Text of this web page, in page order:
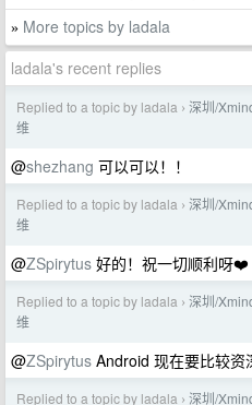
» More topics by ladala
ladala's recent replies
Replied to a topic by ladala › 深圳/
维
@shezhang 可以可以！！
Replied to a topic by ladala › 深圳/
维
@ZSpirytus 好的！祝一切顺利呀❤️
Replied to a topic by ladala › 深圳/
维
@ZSpirytus Android 现在要比较资
Replied to a topic by ladala › 深圳/